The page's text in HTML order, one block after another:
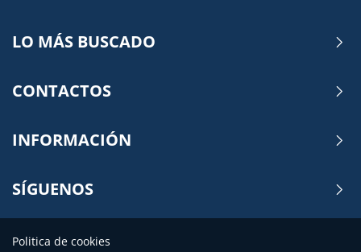
LO MÁS BUSCADO
CONTACTOS
INFORMACIÓN
SÍGUENOS
Politica de cookies